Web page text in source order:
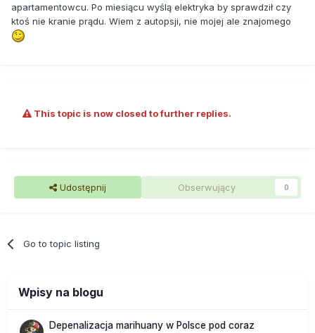
apartamentowcu. Po miesiącu wyślą elektryka by sprawdził czy
ktoś nie kranie prądu. Wiem z autopsji, nie mojej ale znajomego
This topic is now closed to further replies.
Udostępnij Obserwujący 0
Go to topic listing
Wpisy na blogu
Depenalizacja marihuany w Polsce pod coraz